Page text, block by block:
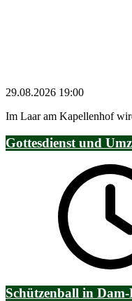
29.08.2026 19:00
Im Laar am Kapellenhof
Gottesdienst und
Schützenball in